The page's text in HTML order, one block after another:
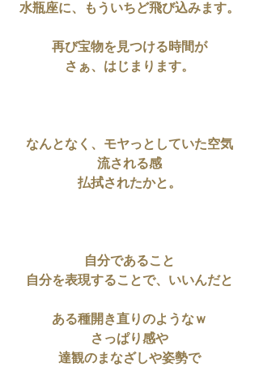
水瓶座に、もういちど飛び込みます。
再び宝物を見つける時間が
さぁ、はじまります。
なんとなく、モヤっとしていた空気
流される感
払拭されたかと。
自分であること
自分を表現することで、いいんだと
ある種開き直りのようなｗ
さっぱり感や
達観のまなざしや姿勢で